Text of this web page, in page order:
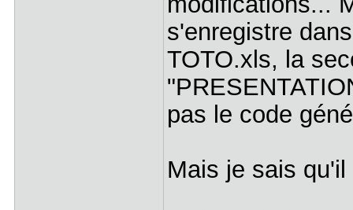
s'enregistre
TOTO.xls, la
pas le code
Mais je sais